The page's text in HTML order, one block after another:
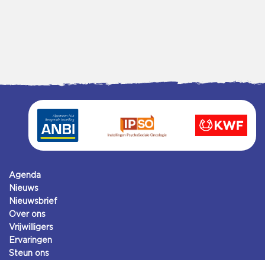
Agenda
Nieuws
Nieuwsbrief
Over ons
Vrijwilligers
Ervaringen
Steun ons